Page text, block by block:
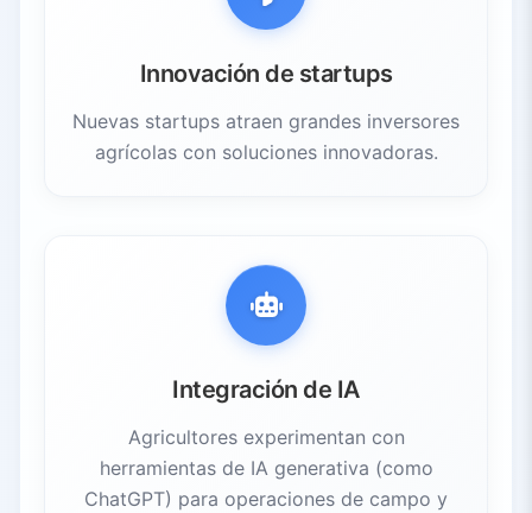
Innovación de startups
Nuevas startups atraen grandes inversores
agrícolas con soluciones innovadoras.
Integración de IA
Agricultores experimentan con
herramientas de IA generativa (como
ChatGPT) para operaciones de campo y